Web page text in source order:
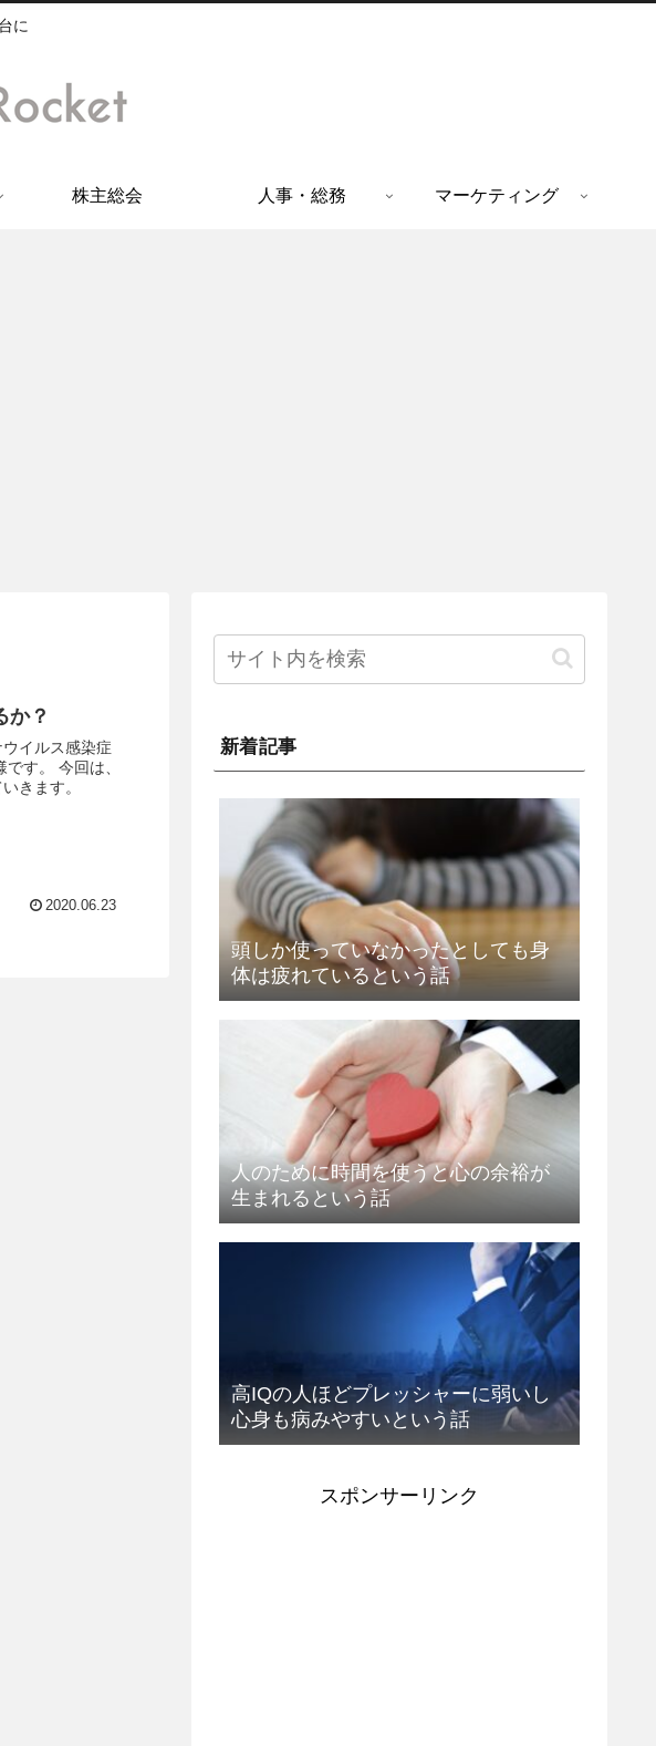
に
株主総会 人事・総務 マーケティング
か？
イルス感染症
す。 今回は、
きます。
2020.06.23
新着記事
頭しか使っていなかったとしても身
体は疲れているという話
人のために時間を使うと心の余裕が
生まれるという話
高IQの人ほどプレッシャーに弱いし
心身も病みやすいという話
スポンサーリンク